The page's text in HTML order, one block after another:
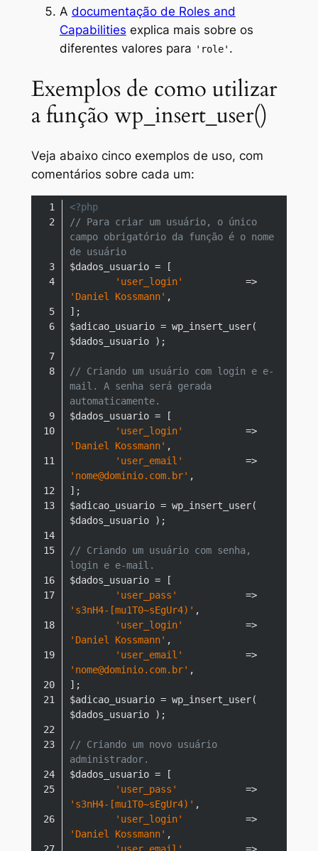
A documentação de Roles and
Capabilities explica mais sobre os
diferentes valores para 'role' .
Exemplos de como utilizar
a função wp_insert_user()
Veja abaixo cinco exemplos de uso, com
comentários sobre cada um:
<?php
// Para criar um usuário, o único
campo obrigatório da função é o nome
de usuário
'user_login'
'Daniel Kossmann'
$adicao_usuario = wp_insert_user(
// Criando um usuário com login e e-
mail. A senha será gerada
automaticamente.
'user_login'
'Daniel Kossmann'
'user_email'
'nome@dominio.com.br'
$adicao_usuario = wp_insert_user(
// Criando um usuário com senha,
login e e-mail.
'user_pass'
's3nH4-[mu1T0~sEgUr4)'
'user_login'
'Daniel Kossmann'
'user_email'
'nome@dominio.com.br'
$adicao_usuario = wp_insert_user(
// Criando um novo usuário
administrador.
'user_pass'
's3nH4-[mu1T0~sEgUr4)'
'user_login'
'Daniel Kossmann'